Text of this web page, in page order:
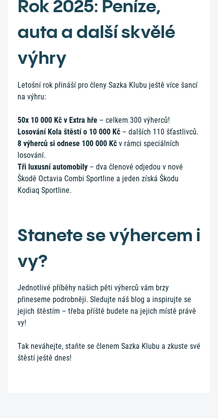
Rok 2025: Peníze,
auta a další skvělé
výhry
Letošní rok přináší pro členy Sazka Klubu ještě více šancí
na výhru:
50x 10 000 Kč v Extra hře – celkem 300 výherců!
Losování Kola štěstí o 10 000 Kč – dalších 110 šťastlivců.
8 výherců si odnese 100 000 Kč v rámci speciálních
losování.
Tři luxusní automobily – dva členové odjedou v nové
Škodě Octavia Combi Sportline a jeden získá Škodu
Kodiaq Sportline.
Stanete se výhercem i
vy?
Jednotlivé příběhy našich pěti výherců vám brzy
přineseme podrobněji. Sledujte náš blog a inspirujte se
jejich štěstím – třeba příště budete na jejich místě právě
vy!
Tak neváhejte, staňte se členem Sazka Klubu a zkuste své
štěstí ještě dnes!